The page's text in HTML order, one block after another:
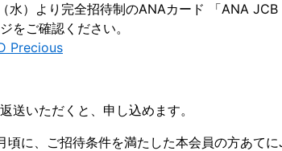
水）より完全招待制のANAカード 「ANA JCB
をご確認ください。
Precious
送いただくと、申し込めます。
頃に、ご招待条件を満たした本会員の方あて